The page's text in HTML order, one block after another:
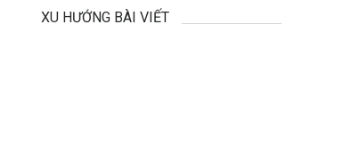
XU HƯỚNG BÀI VIẾT